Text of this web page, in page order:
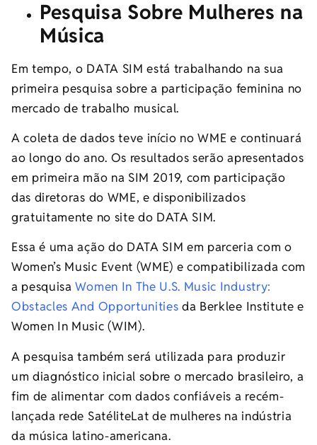
Pesquisa Sobre Mulheres na
Música
Em tempo, o DATA SIM está trabalhando na sua
primeira pesquisa sobre a participação feminina no
mercado de trabalho musical.
A coleta de dados teve início no WME e continuará
ao longo do ano. Os resultados serão apresentados
em primeira mão na SIM 2019, com participação
das diretoras do WME, e disponibilizados
gratuitamente no site do DATA SIM.
Essa é uma ação do DATA SIM em parceria com o
Women’s Music Event (WME) e compatibilizada com
a pesquisaWomen In The U.S. Music Industry:
Obstacles And Opportunities da Berklee Institute e
Women In Music (WIM).
A pesquisa também será utilizada para produzir
um diagnóstico inicial sobre o mercado brasileiro, a
fim de alimentar com dados confiáveis a recém-
lançada rede SatéliteLat de mulheres na indústria
da música latino-americana.